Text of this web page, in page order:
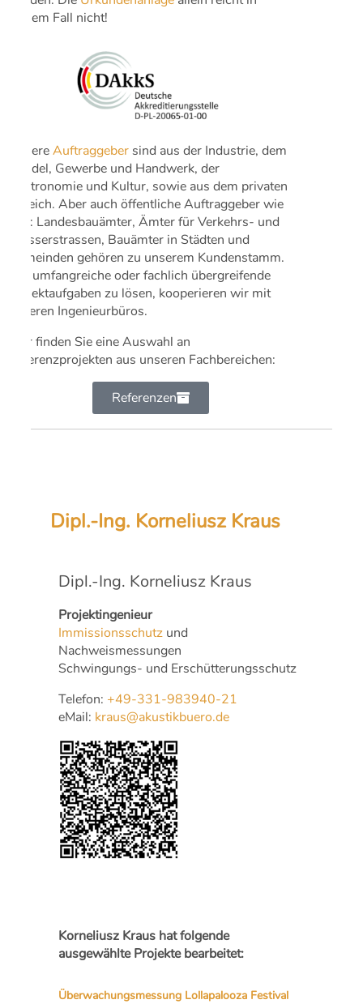
diesem Fall nicht!
UnsereAuftraggebersind aus der Industrie, dem
Handel, Gewerbe und Handwerk, der
Gastronomie und Kultur, sowie aus dem privaten
Bereich. Aber auch öffentliche Auftraggeber wie
z.B.: Landesbauämter, Ämter für Verkehrs- und
Wasserstrassen, Bauämter in Städten und
Gemeinden gehören zu unserem Kundenstamm.
Um umfangreiche oder fachlich übergreifende
Projektaufgaben zu lösen, kooperieren wir mit
anderen Ingenieurbüros.
Hier finden Sie eine Auswahl an
Referenzprojekten aus unseren Fachbereichen:
Referenzen
Dipl.-Ing. Korneliusz Kraus
Dipl.-Ing. Korneliusz Kraus
Projektingenieur
Immissionsschutz und
Nachweismessungen
Schwingungs- und Erschütterungsschutz
Telefon: +49-331-983940-21
eMail: kraus@akustikbuero.de
Korneliusz Kraus hat folgende
ausgewählte Projekte bearbeitet:
Überwachungsmessung Lollapalooza Festival